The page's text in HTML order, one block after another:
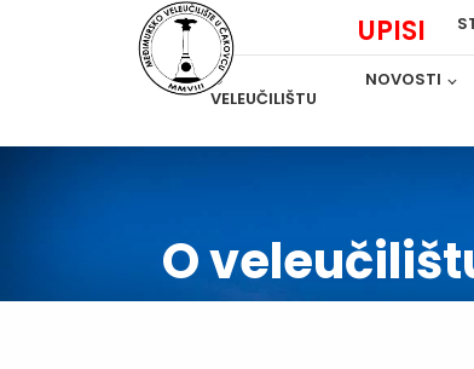
UPISI
O
VELEUČILIŠTU
NOVOSTI
O